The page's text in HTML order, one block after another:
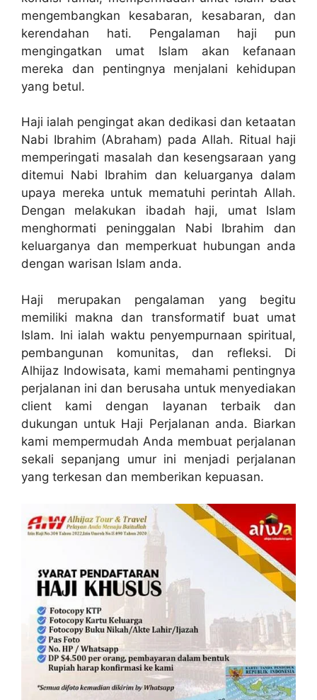
mengembangkan kesabaran, kesabaran, dan
kerendahan hati. Pengalaman haji pun
mengingatkan umat Islam akan kefanaan
mereka dan pentingnya menjalani kehidupan
yang betul.
Haji ialah pengingat akan dedikasi dan ketaatan
Nabi Ibrahim (Abraham) pada Allah. Ritual haji
memperingati masalah dan kesengsaraan yang
ditemui Nabi Ibrahim dan keluarganya dalam
upaya mereka untuk mematuhi perintah Allah.
Dengan melakukan ibadah haji, umat Islam
menghormati peninggalan Nabi Ibrahim dan
keluarganya dan memperkuat hubungan anda
dengan warisan Islam anda.
Haji merupakan pengalaman yang begitu
memiliki makna dan transformatif buat umat
Islam. Ini ialah waktu penyempurnaan spiritual,
pembangunan komunitas, dan refleksi. Di
Alhijaz Indowisata, kami memahami pentingnya
perjalanan ini dan berusaha untuk menyediakan
client kami dengan layanan terbaik dan
dukungan untuk Haji Perjalanan anda. Biarkan
kami mempermudah Anda membuat perjalanan
sekali sepanjang umur ini menjadi perjalanan
yang terkesan dan memberikan kepuasan.